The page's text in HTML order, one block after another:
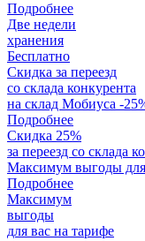
Подробнее
Две недели
хранения
Бесплатно
Скидка за переезд
со склада конкурента
на склад Мобиуса -
Подробнее
Скидка 25%
за переезд со склада
Максимум выгоды для
Подробнее
Максимум
выгоды
для вас на тарифе